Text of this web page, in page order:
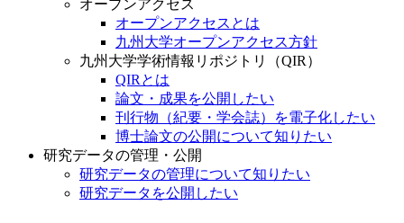
オープンアクセス
オープンアクセスとは
九州大学オープンアクセス方針
九州大学学術情報リポジトリ（QIR）
QIRとは
論文・成果を公開したい
刊行物（紀要・学会誌）を電子化したい
博士論文の公開について知りたい
研究データの管理・公開
研究データの管理について知りたい
研究データを公開したい